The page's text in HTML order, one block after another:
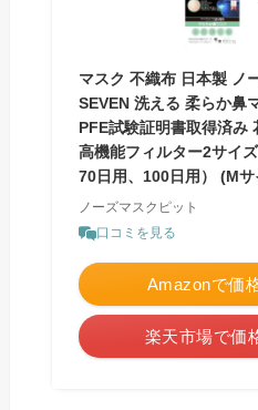
マスク 不織布 日本製 ノ
SEVEN 洗える 柔らか鼻
PFE試験証明書取得済み
高機能フィルター2サイ
70日用、100日用） (M
ノーズマスクピット
口コミを見る
Amazonで価
楽天市場で価